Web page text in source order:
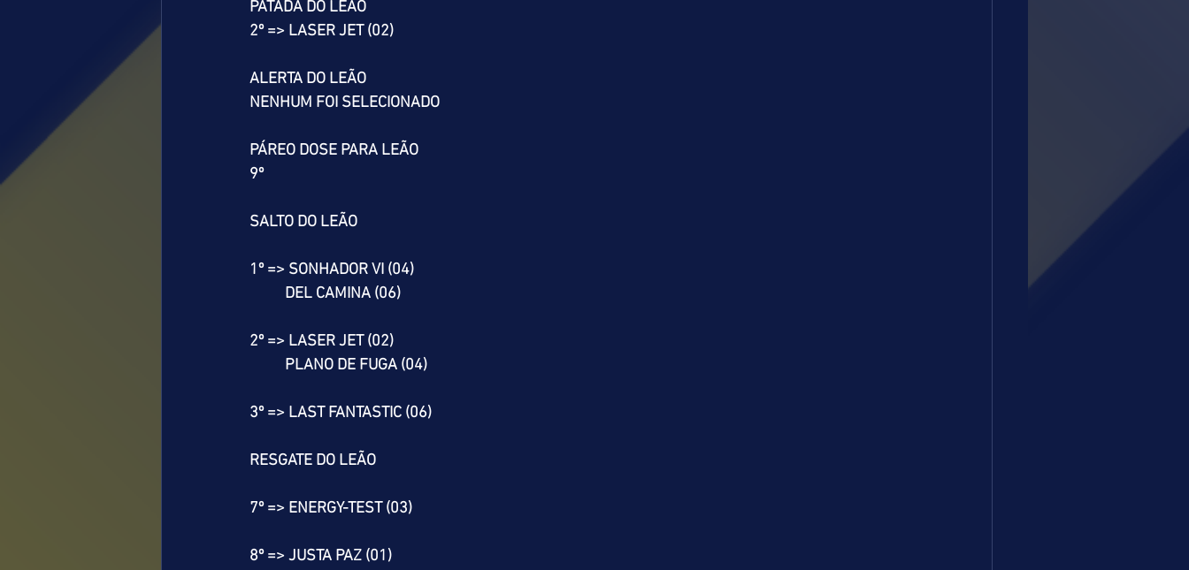
PATADA DO LEÃO
2º => LASER JET (02)
ALERTA DO LEÃO
NENHUM FOI SELECIONADO
PÁREO DOSE PARA LEÃO
9º
SALTO DO LEÃO
1º => SONHADOR VI (04)
          DEL CAMINA (06)
2º => LASER JET (02)
          PLANO DE FUGA (04)
3º => LAST FANTASTIC (06)
RESGATE DO LEÃO
7º => ENERGY-TEST (03)
8º => JUSTA PAZ (01)